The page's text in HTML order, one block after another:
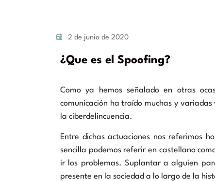
2 de junio de 2020
¿Que es el Spoofing?
Como ya hemos señalado en otras
comunicación ha traído muchas y
la ciberdelincuencia.
Entre dichas actuaciones nos referimos
sencilla podemos referir en castellano
ir los problemas. Suplantar a alguien
presente en la sociedad a lo largo de la